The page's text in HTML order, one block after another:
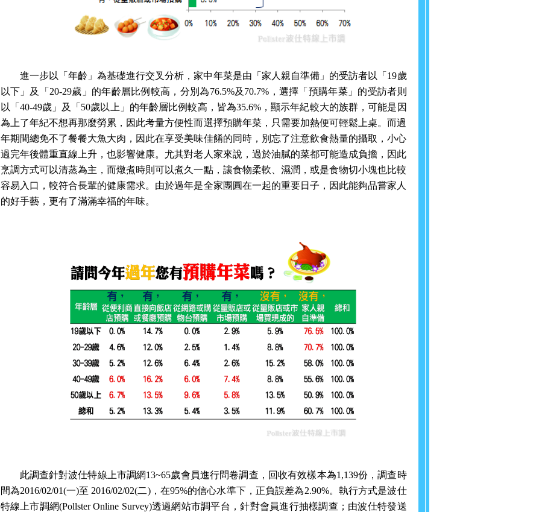
進一步以「年齡」為基礎進行交叉分析，家中年菜是由「家人親自準備」的受訪者以「 19歲
以下」及「 20-29歲」的年齡層比例較高，分別為76.5%及 70.7% ，選擇「預購年菜」的受訪者則
以「 40-49歲」及「 50歲以上」的年齡層比例較高，皆為35.6%，顯示年紀較大的族群，可能是因
為上了年紀不想再那麼勞累，因此考量方便性而選擇預購年菜，只需要加熱便可輕鬆上桌。而過
年期間總免不了餐餐大魚大肉，因此在享受美味佳餚的同時，別忘了注意飲食熱量的攝取，小心
過完年後體重直線上升，也影響健康。尤其對老人家來說，過於油膩的菜都可能造成負擔，因此
烹調方式可以清蒸為主，而燉煮時則可以煮久一點，讓食物柔軟、濕潤，或是食物切小塊也比較
容易入口，較符合長輩的健康需求。由於過年是全家團圓在一起的重要日子，因此能夠品嘗家人
的好手藝，更有了滿滿幸福的年味。
此調查針對波仕特線上市調網13~65歲會員進行問卷調查，回收有效樣本為1,139份，調查時
間為2016/02/01(一)至 2016/02/02(二)，在95%的信心水準下，正負誤差為2.90%。執行方式是波仕
特線上市調網(Pollster Online Survey)透過網站市調平台，針對會員進行抽樣調查；由波仕特發送